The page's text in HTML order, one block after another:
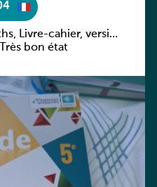
Livre-cahier, version
bon état